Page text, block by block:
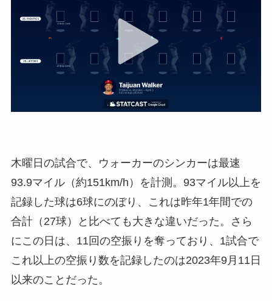
木曜日の試合で、ウォーカーのシンカーは最速
93.9マイル（約151km/h）を計測。93マイル以上を
記録した球は6球にのぼり、これは昨年1年間での
合計（27球）と比べても大きな違いだった。さら
にこの日は、11回の空振りを奪っており、1試合で
これ以上の空振り数を記録したのは2023年9月11日
以来のことだった。